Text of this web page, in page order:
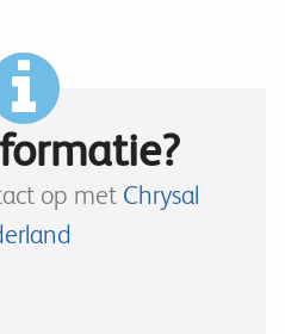
op met Chrysal